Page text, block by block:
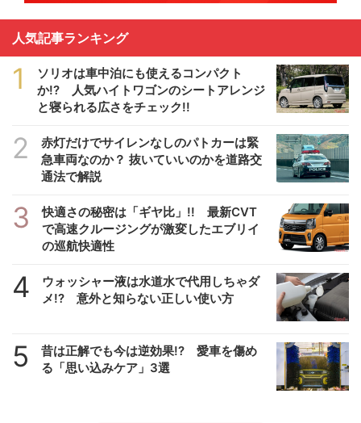
人気記事ランキング
1
ソリオは車中泊にも使えるコンパクト
か!? 人気ハイトワゴンのシートアレンジ
と寝られる広さをチェック!!
2
赤灯だけでサイレンなしのパトカーは緊
急車両なのか？ 抜いていいのかを道路交
通法で解説
3
快適さの秘密は「ギヤ比」!! 最新CVT
で高速クルージングが激変したエブリイ
の巡航快適性
4
ウォッシャー液は水道水で代用しちゃダ
メ!? 意外と知らない正しい使い方
5
昔は正解でも今は逆効果!? 愛車を傷め
る「思い込みケア」3選